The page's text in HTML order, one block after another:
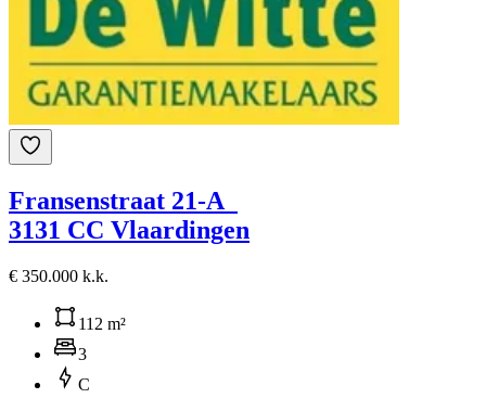
Fransenstraat 21-A
3131 CC Vlaardingen
€ 350.000 k.k.
112 m²
3
C